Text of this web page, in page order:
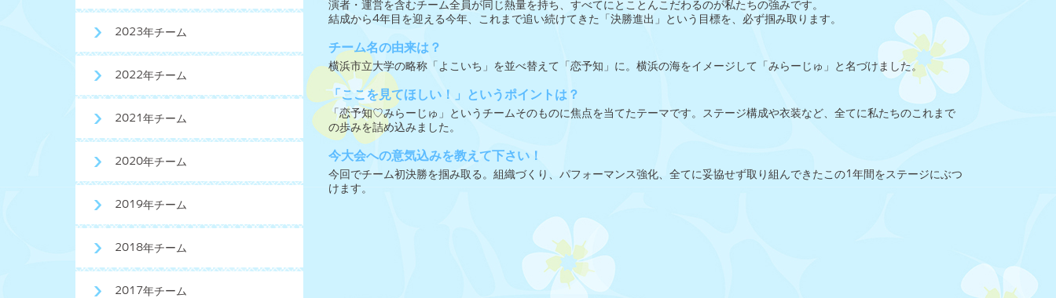
2023年チーム
2022年チーム
2021年チーム
2020年チーム
2019年チーム
2018年チーム
2017年チーム
演者・運営を含むチーム全員が同じ熱量を持ち、すべてにとことんこだわるのが私たちの強みです。
結成から4年目を迎える今年、これまで追い続けてきた「決勝進出」という目標を、必ず掴み取ります。
チーム名の由来は？
横浜市立大学の略称「よこいち」を並べ替えて「恋予知」に。横浜の海をイメージして「みらーじゅ」と名づけました。
「ここを見てほしい！」というポイントは？
「恋予知♡みらーじゅ」というチームそのものに焦点を当てたテーマです。ステージ構成や衣装など、全てに私たちのこれまで
の歩みを詰め込みました。
今大会への意気込みを教えて下さい！
今回でチーム初決勝を掴み取る。組織づくり、パフォーマンス強化、全てに妥協せず取り組んできたこの1年間をステージにぶつ
けます。